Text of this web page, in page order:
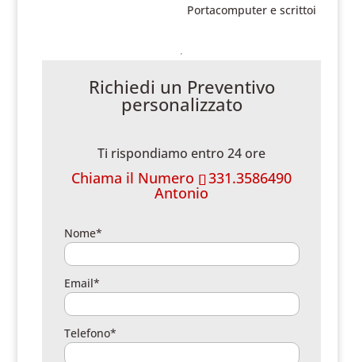
Portacomputer e scrittoi
Richiedi un Preventivo
personalizzato
Ti rispondiamo entro 24 ore
Chiama il Numero 331.3586490
Antonio
Nome*
Email*
Telefono*